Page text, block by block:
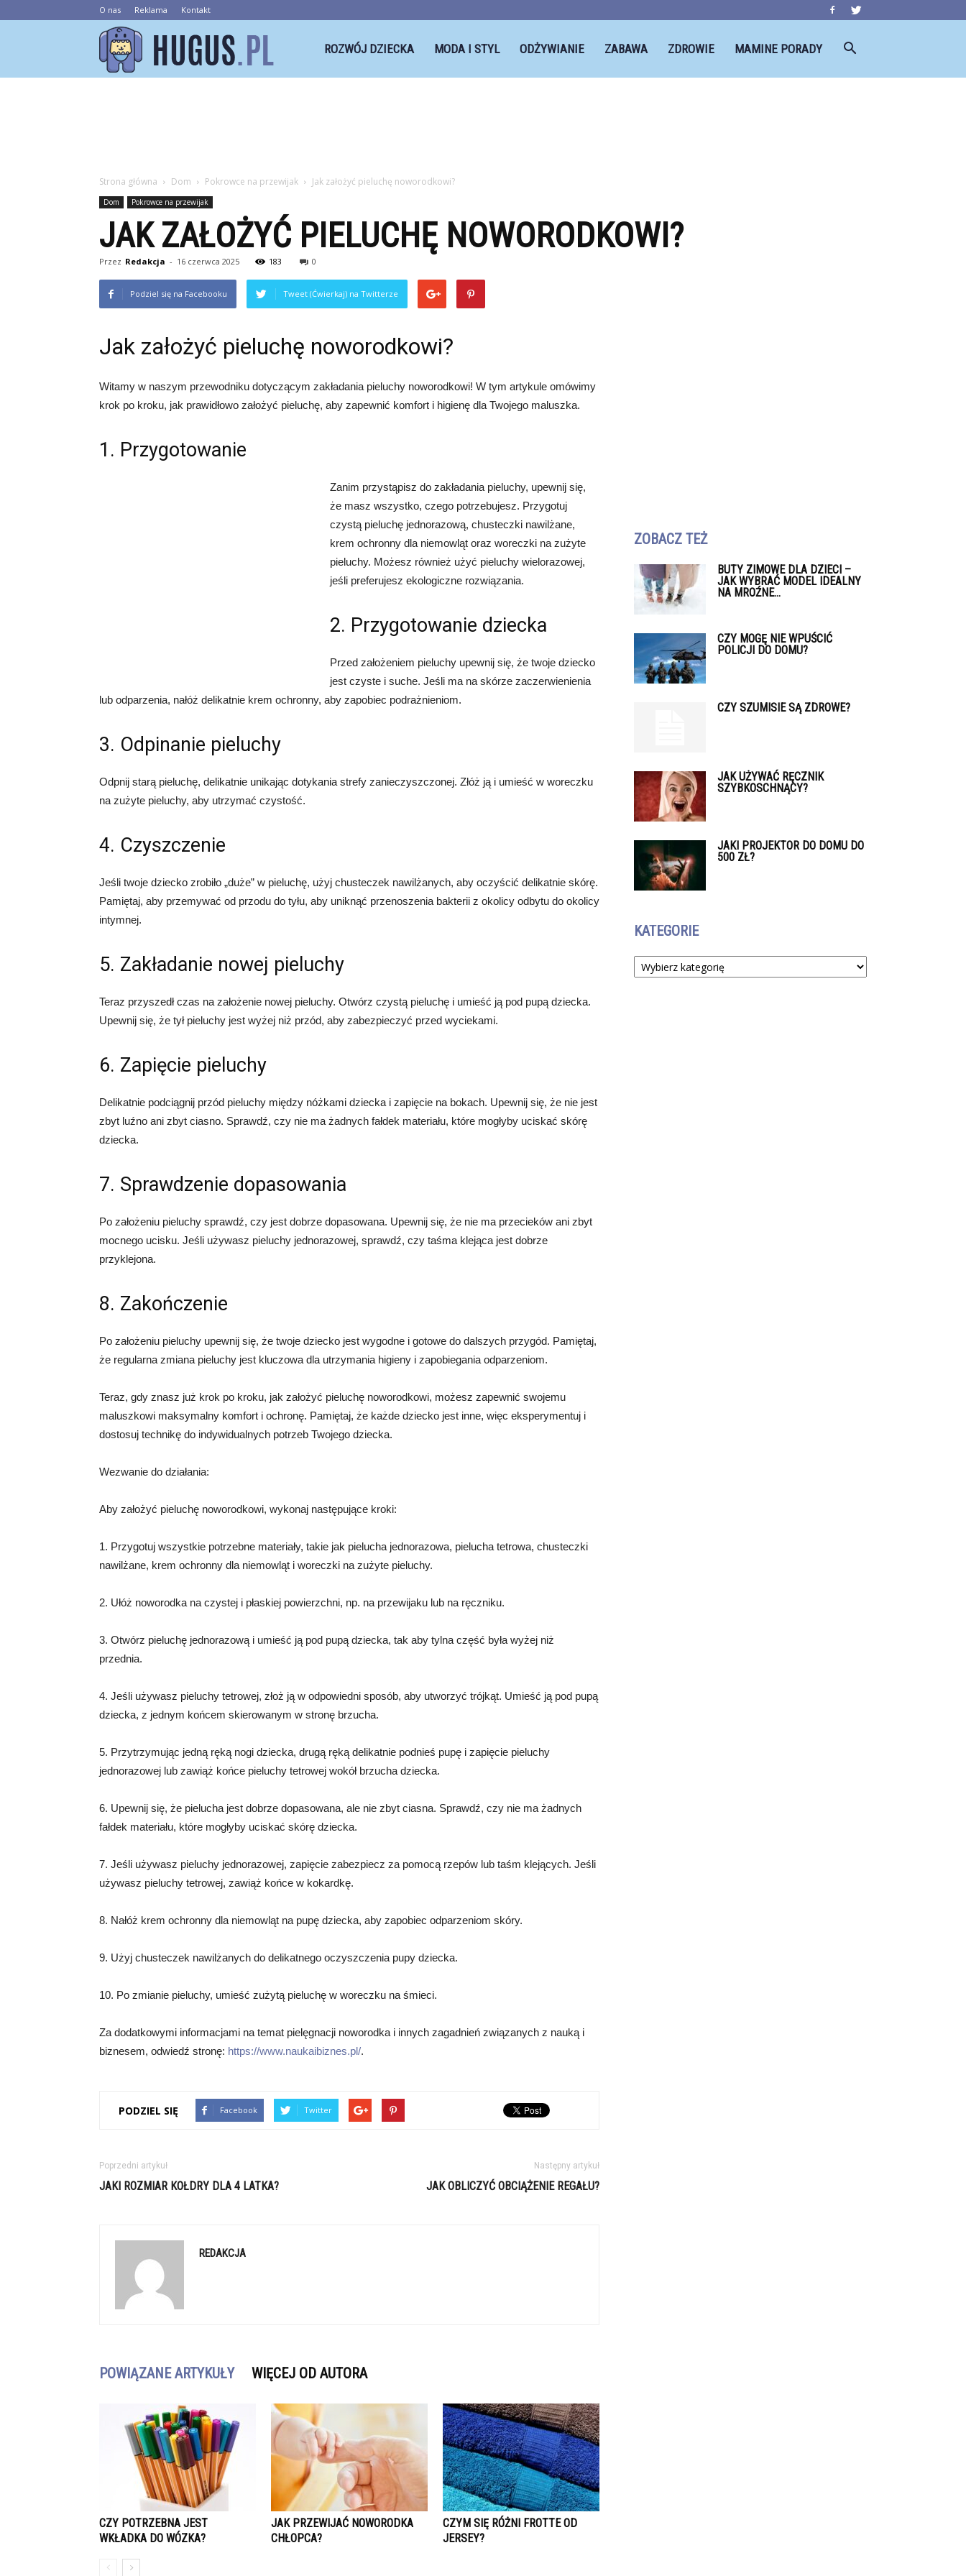
O nas Reklama Kontakt
ROZWÓJ DZIECKA MODA I STYL ODŻYWIANIE ZABAWA ZDROWIE MAMINE PORADY
Strona główna Dom Pokrowce na przewijak Jak założyć pieluchę noworodkowi?
Dom Pokrowce na przewijak
JAK ZAŁOŻYĆ PIELUCHĘ NOWORODKOWI?
Przez Redakcja - 16 czerwca 2025 183 0
Podziel się na Facebooku Tweet (Ćwierkaj) na Twitterze
Jak założyć pieluchę noworodkowi?
Witamy w naszym przewodniku dotyczącym zakładania pieluchy noworodkowi! W tym artykule omówimy
krok po kroku, jak prawidłowo założyć pieluchę, aby zapewnić komfort i higienę dla Twojego maluszka.
1. Przygotowanie
Zanim przystąpisz do zakładania pieluchy, upewnij się,
że masz wszystko, czego potrzebujesz. Przygotuj
czystą pieluchę jednorazową, chusteczki nawilżane,
krem ochronny dla niemowląt oraz woreczki na zużyte
pieluchy. Możesz również użyć pieluchy wielorazowej,
jeśli preferujesz ekologiczne rozwiązania.
2. Przygotowanie dziecka
Przed założeniem pieluchy upewnij się, że twoje dziecko
jest czyste i suche. Jeśli ma na skórze zaczerwienienia
lub odparzenia, nałóż delikatnie krem ochronny, aby zapobiec podrażnieniom.
3. Odpinanie pieluchy
Odpnij starą pieluchę, delikatnie unikając dotykania strefy zanieczyszczonej. Złóż ją i umieść w woreczku
na zużyte pieluchy, aby utrzymać czystość.
4. Czyszczenie
Jeśli twoje dziecko zrobiło „duże” w pieluchę, użyj chusteczek nawilżanych, aby oczyścić delikatnie skórę.
Pamiętaj, aby przemywać od przodu do tyłu, aby uniknąć przenoszenia bakterii z okolicy odbytu do okolicy
intymnej.
5. Zakładanie nowej pieluchy
Teraz przyszedł czas na założenie nowej pieluchy. Otwórz czystą pieluchę i umieść ją pod pupą dziecka.
Upewnij się, że tył pieluchy jest wyżej niż przód, aby zabezpieczyć przed wyciekami.
6. Zapięcie pieluchy
Delikatnie podciągnij przód pieluchy między nóżkami dziecka i zapięcie na bokach. Upewnij się, że nie jest
zbyt luźno ani zbyt ciasno. Sprawdź, czy nie ma żadnych fałdek materiału, które mogłyby uciskać skórę
dziecka.
7. Sprawdzenie dopasowania
Po założeniu pieluchy sprawdź, czy jest dobrze dopasowana. Upewnij się, że nie ma przecieków ani zbyt
mocnego ucisku. Jeśli używasz pieluchy jednorazowej, sprawdź, czy taśma klejąca jest dobrze
przyklejona.
8. Zakończenie
Po założeniu pieluchy upewnij się, że twoje dziecko jest wygodne i gotowe do dalszych przygód. Pamiętaj,
że regularna zmiana pieluchy jest kluczowa dla utrzymania higieny i zapobiegania odparzeniom.
Teraz, gdy znasz już krok po kroku, jak założyć pieluchę noworodkowi, możesz zapewnić swojemu
maluszkowi maksymalny komfort i ochronę. Pamiętaj, że każde dziecko jest inne, więc eksperymentuj i
dostosuj technikę do indywidualnych potrzeb Twojego dziecka.
Wezwanie do działania:
Aby założyć pieluchę noworodkowi, wykonaj następujące kroki:
1. Przygotuj wszystkie potrzebne materiały, takie jak pielucha jednorazowa, pielucha tetrowa, chusteczki
nawilżane, krem ochronny dla niemowląt i woreczki na zużyte pieluchy.
2. Ułóż noworodka na czystej i płaskiej powierzchni, np. na przewijaku lub na ręczniku.
3. Otwórz pieluchę jednorazową i umieść ją pod pupą dziecka, tak aby tylna część była wyżej niż
przednia.
4. Jeśli używasz pieluchy tetrowej, złoż ją w odpowiedni sposób, aby utworzyć trójkąt. Umieść ją pod pupą
dziecka, z jednym końcem skierowanym w stronę brzucha.
5. Przytrzymując jedną ręką nogi dziecka, drugą ręką delikatnie podnieś pupę i zapięcie pieluchy
jednorazowej lub zawiąż końce pieluchy tetrowej wokół brzucha dziecka.
6. Upewnij się, że pielucha jest dobrze dopasowana, ale nie zbyt ciasna. Sprawdź, czy nie ma żadnych
fałdek materiału, które mogłyby uciskać skórę dziecka.
7. Jeśli używasz pieluchy jednorazowej, zapięcie zabezpiecz za pomocą rzepów lub taśm klejących. Jeśli
używasz pieluchy tetrowej, zawiąż końce w kokardkę.
8. Nałóż krem ochronny dla niemowląt na pupę dziecka, aby zapobiec odparzeniom skóry.
9. Użyj chusteczek nawilżanych do delikatnego oczyszczenia pupy dziecka.
10. Po zmianie pieluchy, umieść zużytą pieluchę w woreczku na śmieci.
Za dodatkowymi informacjami na temat pielęgnacji noworodka i innych zagadnień związanych z nauką i
biznesem, odwiedź stronę: https://www.naukaibiznes.pl/.
PODZIEL SIĘ Facebook Twitter
Poprzedni artykuł
JAKI ROZMIAR KOŁDRY DLA 4 LATKA?
Następny artykuł
JAK OBLICZYĆ OBCIĄŻENIE REGAŁU?
REDAKCJA
POWIĄZANE ARTYKUŁY WIĘCEJ OD AUTORA
CZY POTRZEBNA JEST
WKŁADKA DO WÓZKA?
JAK PRZEWIJAĆ NOWORODKA
CHŁOPCA?
CZYM SIĘ RÓŻNI FROTTE OD
JERSEY?
ZOBACZ TEŻ
BUTY ZIMOWE DLA DZIECI –
JAK WYBRAĆ MODEL IDEALNY
NA MROŹNE...
CZY MOGĘ NIE WPUŚCIĆ
POLICJI DO DOMU?
CZY SZUMISIE SĄ ZDROWE?
JAK UŻYWAĆ RĘCZNIK
SZYBKOSCHNĄCY?
JAKI PROJEKTOR DO DOMU DO
500 ZŁ?
KATEGORIE
Kategorie